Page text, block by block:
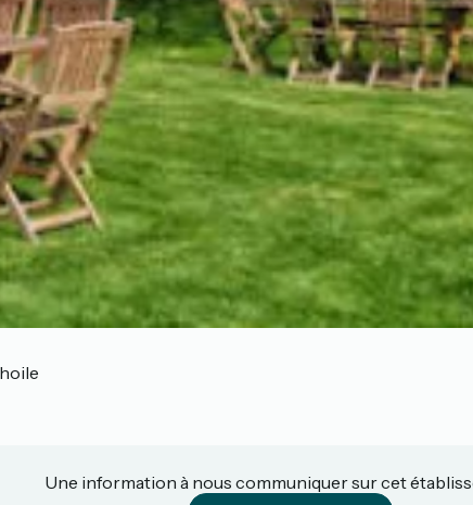
Une information à nous communiquer sur cet